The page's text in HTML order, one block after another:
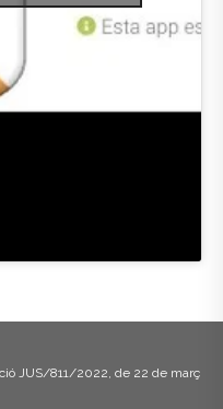
JUS/811/2022, de 22 de març